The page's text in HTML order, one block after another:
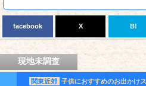
facebook X B!
現地未調査
関東近郊 子供におすすめのお出かけ